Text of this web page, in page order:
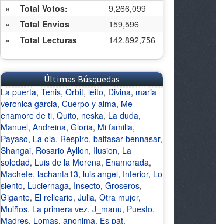
»
Total Votos:
9,266,099
»
Total Envios
159,596
»
Total Lecturas 142,892,756
Últimas Búsquedas
La puerta, Tenis, Orbit, leito, Divina, maria
veronica garcia, Cuerpo y alma, Me
enamore de ti, Quito, neska, La duda,
Manuel, Andreina, Gloria, Mi familia,
Payaso, La ola, Respiro, baltasar bennasar,
Shangai, Rosario Ayllon, Ilusion, La
soledad, Luis de la Morena, Enamorada,
Machete, lachanta13, luis angel, Interior, Lo
siento, Luciernaga, Insecto, Groseros,
Gigante, El relicario, Julia, Otra mujer,
Muiños, La primera vez, J_manu, Puesto,
Madres, Lomas, anonima, Es pat,